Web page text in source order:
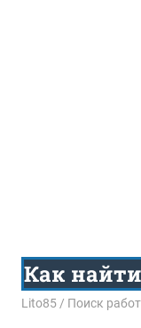
Как найти
01.02.2016
Lito85 Поиск